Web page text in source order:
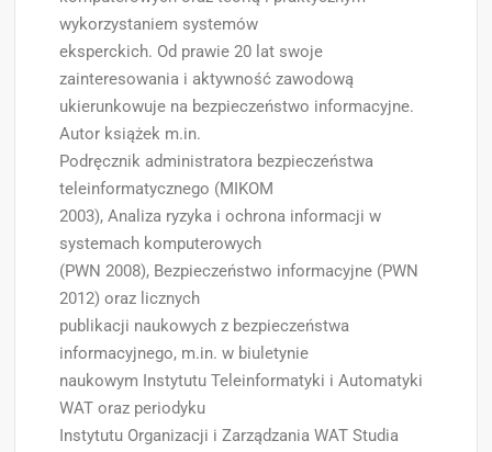
wykorzystaniem systemów
eksperckich. Od prawie 20 lat swoje
zainteresowania i aktywność zawodową
ukierunkowuje na bezpieczeństwo informacyjne.
Autor książek m.in.
Podręcznik administratora bezpieczeństwa
teleinformatycznego (MIKOM
2003), Analiza ryzyka i ochrona informacji w
systemach komputerowych
(PWN 2008), Bezpieczeństwo informacyjne (PWN
2012) oraz licznych
publikacji naukowych z bezpieczeństwa
informacyjnego, m.in. w biuletynie
naukowym Instytutu Teleinformatyki i Automatyki
WAT oraz periodyku
Instytutu Organizacji i Zarządzania WAT Studia